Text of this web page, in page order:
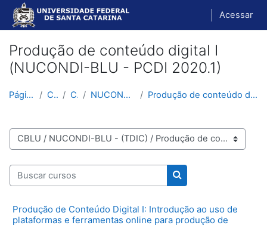
Ir para o conteúdo principal
Acessar
Produção de conteúdo digital I
(NUCONDI-BLU - PCDI 2020.1)
Página inicial Cursos CBLU NUCONDI-BLU - (TDIC) Produção de conteúdo digital I (NUCONDI-BLU - PCDI...
Categorias de Cursos
Buscar cursos
Buscar cursos
Produção de Conteúdo Digital I: Introdução ao uso de
plataformas e ferramentas online para produção de